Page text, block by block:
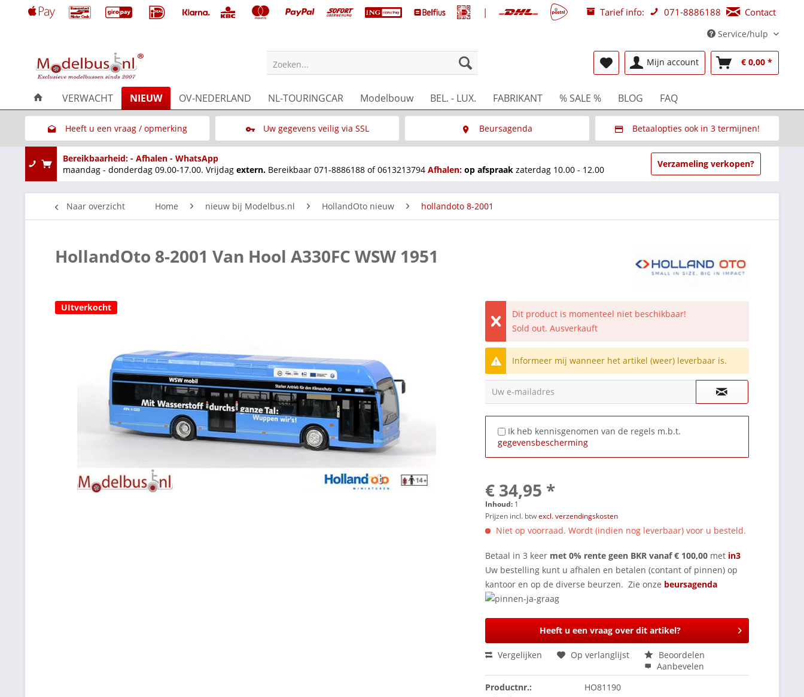
| Tarief info: 071-8886188 Contact
Service/hulp
Zoeken... Mijn account € 0,00 *
VERWACHT NIEUW OV-NEDERLAND NL-TOURINGCAR Modelbouw BEL. - LUX. FABRIKANT % SALE % BLOG FAQ
Heeft u een vraag / opmerking
Link naar het contactformulier
Uw gegevens veilig via SSL Beursagenda Betaalopties ook in 3 termijnen!
Via Multisafepay (veilig via SSL)
Bereikbaarheid: - Afhalen - WhatsApp
maandag - donderdag 09.00-17.00. Vrijdag extern. Bereikbaar 071-8886188 of 0613213794 Afhalen: op afspraak zaterdag 10.00 - 12.00
Verzameling verkopen?
Naar overzicht Home nieuw bij Modelbus.nl HollandOto nieuw hollandoto 8-2001
HollandOto 8-2001 Van Hool A330FC WSW 1951
UItverkocht
Dit product is momenteel niet beschikbaar!
Sold out. Ausverkauft
Informeer mij wanneer het artikel (weer) leverbaar is.
Uw e-mailadres
Ik heb kennisgenomen van de regels m.b.t.
gegevensbescherming
€ 34,95 *
Inhoud: 1
Prijzen incl. btwexcl. verzendingskosten
Niet op voorraad. Wordt (indien nog leverbaar) voor u besteld.
Betaal in 3 keer met 0% rente geen BKR vanaf € 100,00 met in3
Uw bestelling kunt u afhalen en betalen (contant of pinnen) op
kantoor en op de diverse beurzen. Zie onze beursagenda
Heeft u een vraag over dit artikel?
Vergelijken Op verlanglijst
Beoordelen
Aanbevelen
Productnr.:
HO81190